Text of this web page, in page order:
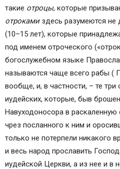
такие отроцы, которые
отрокамиздесь разумеются не
(10–15 лет), которые
под именем отроческого
богослужебном языке
называются чаще всего рабы (
вообще, и, в частности, – те три
иудейских, которые, быв
Навуходоносора в раскаленную
чрез посланного к ним и
только не потерпели никакого
и весь народ прославить
иудейской Церкви, а из нее и в